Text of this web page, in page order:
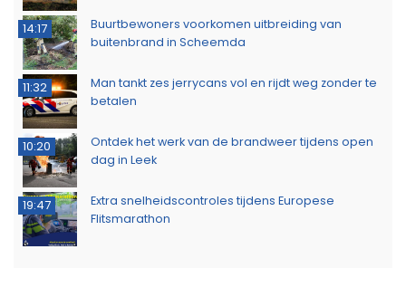
14:17
Buurtbewoners voorkomen uitbreiding van
buitenbrand in Scheemda
11:32
Man tankt zes jerrycans vol en rijdt weg zonder te
betalen
10:20
Ontdek het werk van de brandweer tijdens open
dag in Leek
19:47
Extra snelheidscontroles tijdens Europese
Flitsmarathon